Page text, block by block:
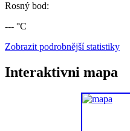
Rosný bod:
--- °C
Zobrazit podrobnější statistiky
Interaktivni mapa